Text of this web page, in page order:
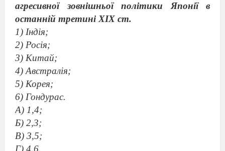
агресивної зовнішньої політики Японії в
останній третині ХІХ ст.
1) Індія;
2) Росія;
3) Китай;
4) Австралія;
5) Корея;
6) Гондурас.
А) 1,4;
Б) 2,3;
В) 3,5;
Г) 4,6.